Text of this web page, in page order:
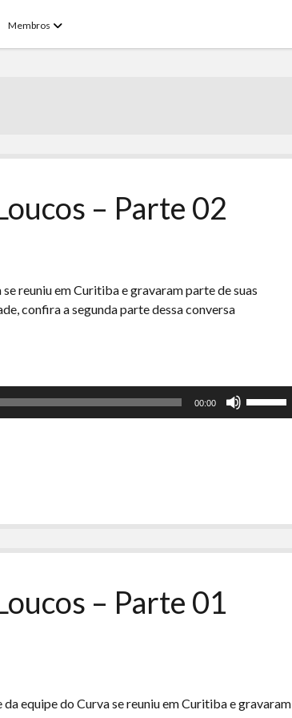
Membros open
– Parte 02
reuniu em Curitiba e gravaram parte de suas
confira a segunda parte dessa conversa
00:00
– Parte 01
equipe do Curva se reuniu em Curitiba e gravaram